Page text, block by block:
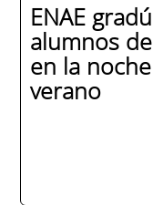
ENAE
alumnos
en la
verano